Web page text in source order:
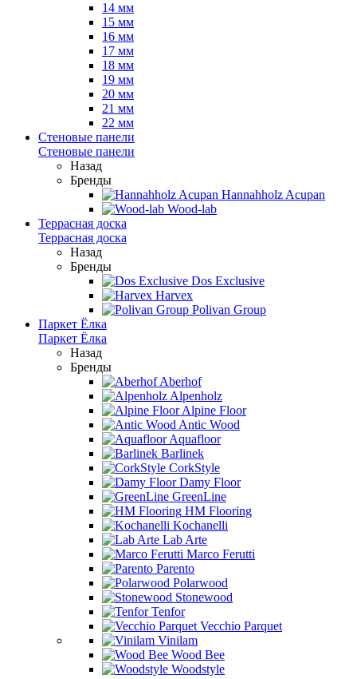
14 мм
15 мм
16 мм
17 мм
18 мм
19 мм
20 мм
21 мм
22 мм
Стеновые панели
Стеновые панели
Назад
Бренды
Hannahholz Acupan
Wood-lab
Террасная доска
Террасная доска
Назад
Бренды
Dos Exclusive
Harvex
Polivan Group
Паркет Ёлка
Паркет Ёлка
Назад
Бренды
Aberhof
Alpenholz
Alpine Floor
Antic Wood
Aquafloor
Barlinek
CorkStyle
Damy Floor
GreenLine
HM Flooring
Kochanelli
Lab Arte
Marco Ferutti
Parento
Polarwood
Stonewood
Tenfor
Vecchio Parquet
Vinilam
Wood Bee
Woodstyle